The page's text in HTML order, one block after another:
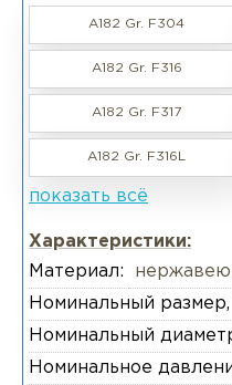
A182 Gr. F304
A182 Gr. F316
A182 Gr. F317
A182 Gr. F316L
показать всё
Характеристики:
Материал:
Номинальный размер,
Номинальный
Номинальное